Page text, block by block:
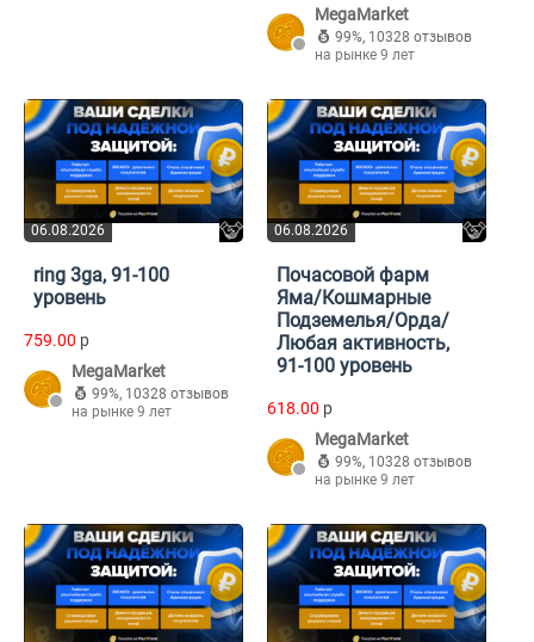
MegaMarket
99%, 10328 отзывов
на рынке 9 лет
06.08.2026
ring 3ga, 91-100
уровень
759.00 p
MegaMarket
99%, 10328 отзывов
на рынке 9 лет
06.08.2026
Почасовой фарм
Яма/Кошмарные
Подземелья/Орда/
Любая активность,
91-100 уровень
618.00 p
MegaMarket
99%, 10328 отзывов
на рынке 9 лет